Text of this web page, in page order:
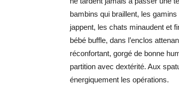
bambins qui braillent, les
jappent, les chats minaudent et
bébé buffle, dans l’enclos
réconfortant, gorgé de bonne
partition avec dextérité. Aux
énergiquement les opérations.